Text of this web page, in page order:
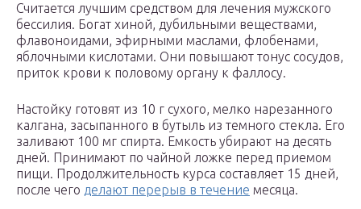
Считается лучшим средством для лечения мужского
бессилия. Богат хиной, дубильными веществами,
флавоноидами, эфирными маслами, флобенами,
яблочными кислотами. Они повышают тонус сосудов,
приток крови к половому органу к фаллосу.
Настойку готовят из 10 г сухого, мелко нарезанного
калгана, засыпанного в бутыль из темного стекла. Его
заливают 100 мг спирта. Емкость убирают на десять
дней. Принимают по чайной ложке перед приемом
пищи. Продолжительность курса составляет 15 дней,
после чего делают перерыв в течение месяца.